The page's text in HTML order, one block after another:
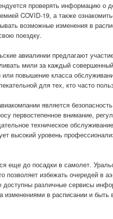
проверять информацию о
COVID-19, а также
возможные изменения в
поездку.
авиалинии предлагают
мили за каждый
повышение класса
для тех, кто часто
является
первостепенное внимание,
техническое
высокий уровень
еще до посадки в самолет.
позволяет избежать очередей в
доступны различные сервисы
изменениями в расписании и быть